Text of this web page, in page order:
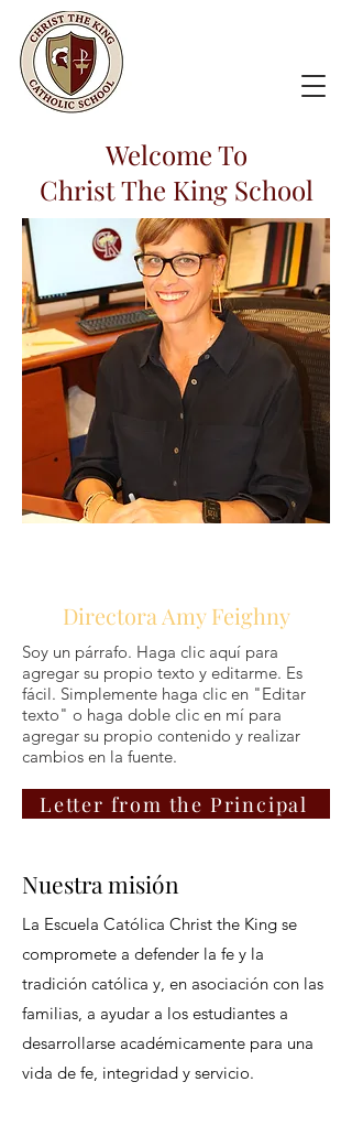
Welcome To
Christ The King School
Directora Amy Feighny
Soy un párrafo. Haga clic aquí para
agregar su propio texto y editarme. Es
fácil. Simplemente haga clic en "Editar
texto" o haga doble clic en mí para
agregar su propio contenido y realizar
cambios en la fuente.
Letter from the Principal
Nuestra misión
La Escuela Católica Christ the King se
compromete a defender la fe y la
tradición católica y, en asociación con las
familias, a ayudar a los estudiantes a
desarrollarse académicamente para una
vida de fe, integridad y servicio.